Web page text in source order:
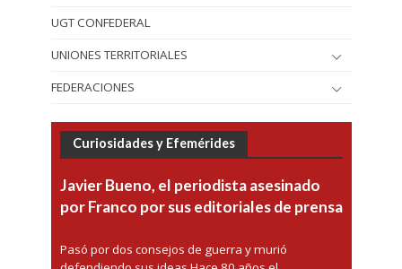
UGT CONFEDERAL
UNIONES TERRITORIALES
FEDERACIONES
Curiosidades y Efemérides
Javier Bueno, el periodista asesinado
por Franco por sus editoriales de prensa
Pasó por dos consejos de guerra y murió